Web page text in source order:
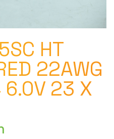
HT
22AWG
6.0V 23 X